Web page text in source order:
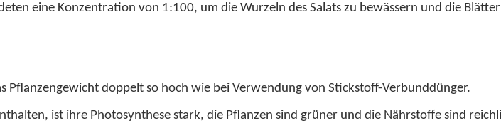
eine Konzentration von 1:100, um die Wurzeln des Salats zu bewässern und die
doppelt so hoch wie bei Verwendung von Stickstoff-Verbunddünger.
ist ihre Photosynthese stark, die Pflanzen sind grüner und die Nährstoffe sind